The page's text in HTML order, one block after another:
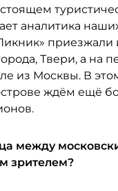
аналитика
приезжали
Твери, а на
из Москвы. В
ждём ещё
между
зрителем?